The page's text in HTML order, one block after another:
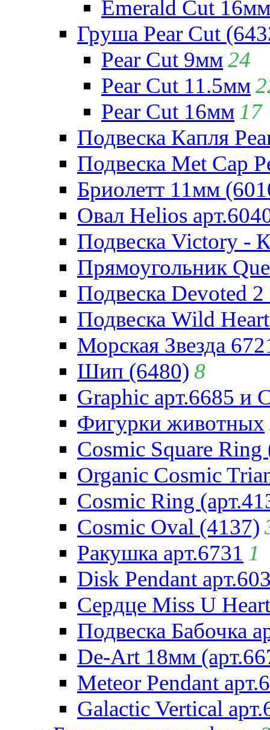
Emerald Cut 16мм
Груша Pear Cut
Pear Cut 9мм24
Pear Cut 11.5мм
Pear Cut 16мм 17
Подвеска Капля
Подвеска Met Cap
Бриолетт 11мм
Овал Helios
Подвеска Victory -
Прямоугольник
Подвеска Devoted
Подвеска Wild
Морская Звезда
Шип (6480) 8
Graphic арт.6685 и
Фигурки животных
Cosmic Square Ring
Organic Cosmic
Cosmic Ring
Cosmic Oval (4137)
Ракушка арт.6731 1
Disk Pendant
Сердце Miss U
Подвеска Бабочка
De-Art 18мм
Meteor Pendant
Galactic Vertical